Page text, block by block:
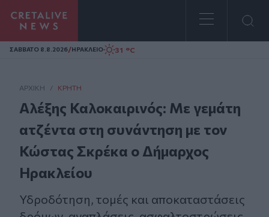
Homepage
ΣAΒΒΑΤΟ 8.8.2026/ΗΡΑΚΛΕΙΟ 31 °C
ΑΡΧΙΚΗ / ΚΡΉΤΗ
Αλέξης Καλοκαιρινός: Με γεμάτη
ατζέντα στη συνάντηση με τον
Κώστας Σκρέκα ο Δήμαρχος
Ηρακλείου
Υδροδότηση, τομές και αποκαταστάσεις